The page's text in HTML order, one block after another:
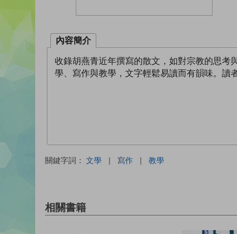
內容簡介
收錄胡燕青近年撰寫的散文，如對宗教的思考
學、寫作與教學，文字輕鬆易讀而有韻味。讀
關鍵字詞： 文學 | 寫作 | 教學
相關書籍